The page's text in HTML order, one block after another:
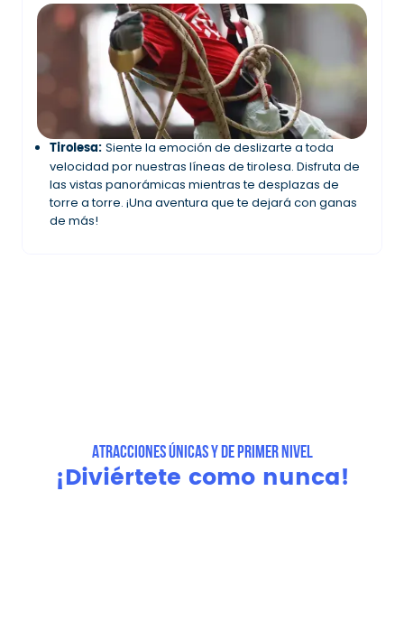
Tirolesa:Siente la emoción de deslizarte a toda
velocidad por nuestras líneas de tirolesa. Disfruta de
las vistas panorámicas mientras te desplazas de
torre a torre. ¡Una aventura que te dejará con ganas
de más!
ATRACCIONES ÚNICAS Y DE PRIMER NIVEL
¡Diviértete como nunca!